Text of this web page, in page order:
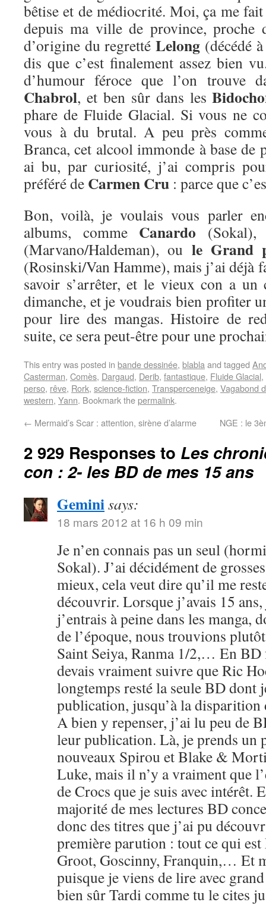
bêtise et de médiocrité. Moi, ça me
depuis ma ville de province, proche
d’origine du regrettéLelong (décédé
dis que c’est finalement assez bien
d’humour féroce que l’on trouve
Chabrol, et ben sûr dans les
phare de Fluide Glacial. Si vous ne
vous à du brutal. A peu près
Branca, cet alcool immonde à base de
ai bu, par curiosité, j’ai compris
préféré de Carmen Cru : parce que
Bon, voilà, je voulais vous parler
albums, comme Canardo
(Marvano/Haldeman), ou le Grand
(Rosinski/Van Hamme), mais j’ai déjà
savoir s’arrêter, et le vieux con a un
dimanche, et je voudrais bien profiter
pour lire des mangas. Histoire de
suite, ce sera peut-être pour une
This entry was posted in bande dessinée, blabla and tagged
Casterman, Comès, Dargaud, Derib, fantastique, Fluide Glacial,
perso, rêve, Rork, science-fiction, Transperceneige, Vagabond
western, Yann. Bookmark thepermalink.
← Mermaid’s Scar : attention, sirène d’alarme NGE : le
2 929 Responses to Les
con : 2- les BD de mes 15 ans
Geminisays:
18 mars 2012 at 16 h 09 min
Je n’en connais pas un seul
Sokal). J’ai décidément de
mieux, cela veut dire qu’il me
découvrir. Lorsque j’avais 15
j’entrais à peine dans les manga,
de l’époque, nous trouvions
Saint Seiya, Ranma 1/2,… En BD
devais vraiment suivre que Ric
longtemps resté la seule BD dont
publication, jusqu’à la disparition
A bien y repenser, j’ai lu peu de
leur publication. Là, je prends un
nouveaux Spirou et Blake &
Luke, mais il n’y a vraiment que
de Crocs que je suis avec intérêt.
majorité de mes lectures BD
donc des titres que j’ai pu
première parution : tout ce qui
Groot, Goscinny, Franquin,… Et
puisque je viens de lire avec
bien sûr Tardi comme tu le cites